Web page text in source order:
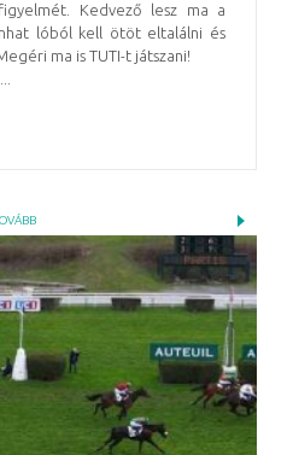
Kedvező lesz ma a
lóból kell ötöt eltalálni és
ma is TUTI-t játszani!